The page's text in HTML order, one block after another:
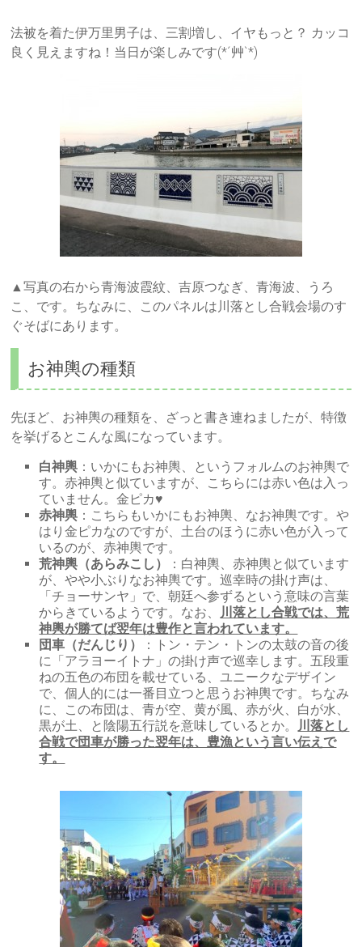
法被を着た伊万里男子は、三割増し、イヤもっと？ カッコ
良く見えますね！当日が楽しみです(*´艸`*)
▲写真の右から青海波霞紋、吉原つなぎ、青海波、うろ
こ、です。ちなみに、このパネルは川落とし合戦会場のす
ぐそばにあります。
お神輿の種類
先ほど、お神輿の種類を、ざっと書き連ねましたが、特徴
を挙げるとこんな風になっています。
白神輿 ：いかにもお神輿、というフォルムのお神輿で
す。赤神輿と似ていますが、こちらには赤い色は入っ
ていません。金ピカ♥
赤神輿 ：こちらもいかにもお神輿、なお神輿です。や
はり金ピカなのですが、土台のほうに赤い色が入って
いるのが、赤神輿です。
荒神輿（あらみこし）
：白神輿、赤神輿と似ています
が、やや小ぶりなお神輿です。巡幸時の掛け声は、
「チョーサンヤ」で、朝廷へ参ずるという意味の言葉
からきているようです。なお、 川落とし合戦では、荒
神輿が勝てば翌年は豊作と言われています。
団車（だんじり）
：トン・テン・トンの太鼓の音の後
に「アラヨーイトナ」の掛け声で巡幸します。五段重
ねの五色の布団を載せている、ユニークなデザイン
で、個人的には一番目立つと思うお神輿です。ちなみ
に、この布団は、青が空、黄が風、赤が火、白が水、
黒が土、と陰陽五行説を意味しているとか。 川落とし
合戦で団車が勝った翌年は、豊漁という言い伝えで
す。